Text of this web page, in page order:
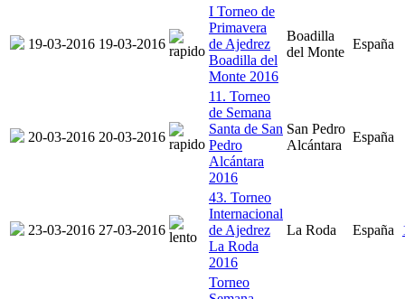
19-03-2016 19-03-2016
I Torneo de
Primavera
de Ajedrez
Boadilla del
Monte 2016
Boadilla
del Monte
España
20-03-2016 20-03-2016
11. Torneo
de Semana
Santa de San
Pedro
Alcántara
2016
San Pedro
Alcántara
España
23-03-2016 27-03-2016
43. Torneo
Internacional
de Ajedrez
La Roda
2016
La Roda España
Torneo